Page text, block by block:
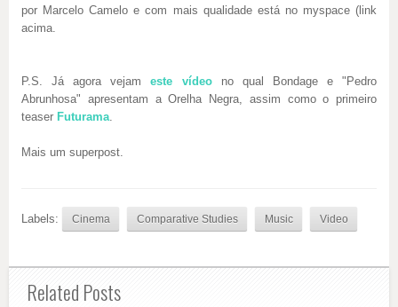
por Marcelo Camelo e com mais qualidade está no myspace (link
acima.
P.S. Já agora vejameste vídeono qual Bondage e "Pedro
Abrunhosa" apresentam a Orelha Negra, assim como o primeiro
teaser Futurama.
Mais um superpost.
Labels: Cinema Comparative Studies Music Video
Related Posts